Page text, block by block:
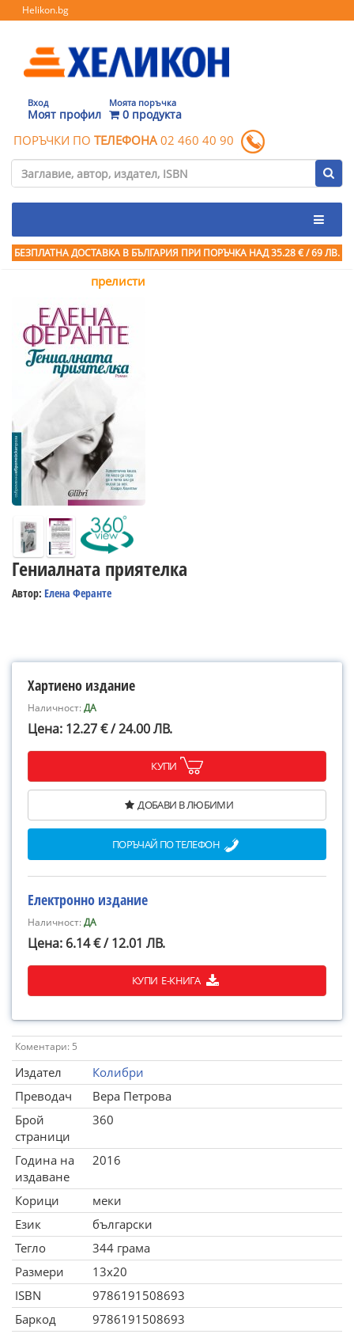
Helikon.bg
Вход
Моят профил
Моята поръчка
0 продукта
ПОРЪЧКИ ПО ТЕЛЕФОНА 02 460 40 90
БЕЗПЛАТНА ДОСТАВКА В БЪЛГАРИЯ ПРИ ПОРЪЧКА НАД 35.28 € / 69 ЛВ.
прелисти
Гениалната приятелка
Автор: Елена Феранте
Хартиено издание
Наличност:ДА
Цена: 12.27 € / 24.00 ЛВ.
КУПИ
ДОБАВИ В ЛЮБИМИ
ПОРЪЧАЙ ПО ТЕЛЕФОН
Електронно издание
Наличност:ДА
Цена: 6.14 € / 12.01 ЛВ.
КУПИ Е-КНИГА
Коментари: 5
Издател
Колибри
Преводач
Вера Петрова
Брой
страници
360
Година на
издаване
2016
Корици
меки
Език
български
Тегло
344 грама
Размери
13x20
ISBN
9786191508693
Баркод
9786191508693